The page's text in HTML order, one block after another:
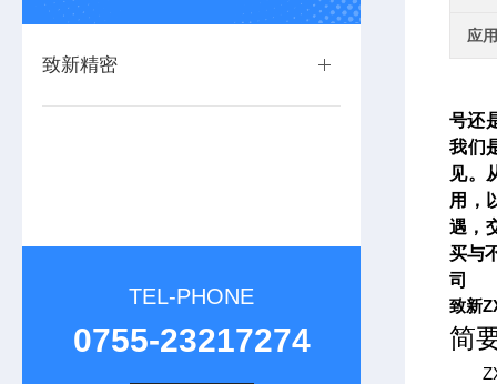
致新精密
TEL-PHONE
0755-23217274
应
号还
我们
见。
用，
遇，
买与
司
致新
简